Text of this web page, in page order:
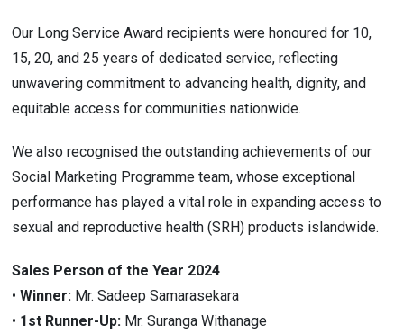
Our Long Service Award recipients were honoured for 10,
15, 20, and 25 years of dedicated service, reflecting
unwavering commitment to advancing health, dignity, and
equitable access for communities nationwide.
We also recognised the outstanding achievements of our
Social Marketing Programme team, whose exceptional
performance has played a vital role in expanding access to
sexual and reproductive health (SRH) products islandwide.
Sales Person of the Year 2024
• Winner: Mr. Sadeep Samarasekara
• 1st Runner-Up: Mr. Suranga Withanage